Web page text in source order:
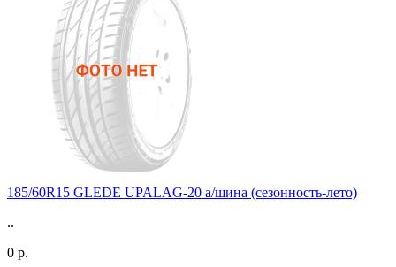
185/60R15 GLEDE UPALAG-20 а/шина (сезонность-лето)
..
0 р.